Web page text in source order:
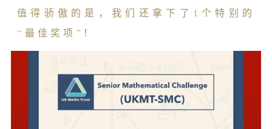
值得骄傲的是，我们还拿下了1个特别的
“最佳奖项”！